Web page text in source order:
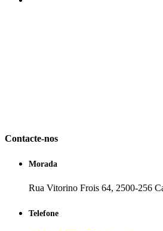
Contacte-nos
Morada
Rua Vitorino Frois 64, 2500-256
Telefone